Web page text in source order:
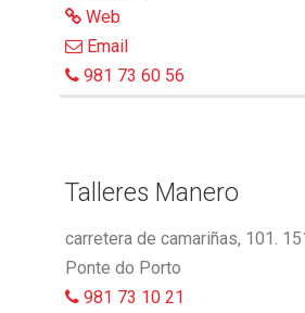
Web
Email
981 73 60 56
Talleres Manero
carretera de camariñas, 101.
Ponte do Porto
981 73 10 21